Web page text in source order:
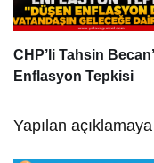
CHP’li Tahsin
Enflasyon Tepkisi
Yapılan